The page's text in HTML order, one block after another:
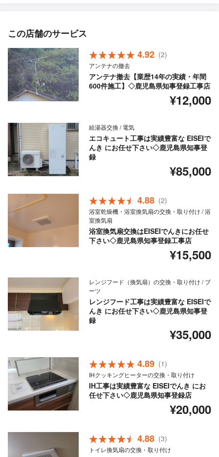
この店舗のサービス
4.92 (2)
アンテナの撤去
アンテナ撤去【業歴14年の実績・年間
600件施工】◇鹿児島県知事登録工事店
¥12,000
給湯器交換 / 電気
エコキュート工事は実績豊富な EISEIで
んき にお任せ下さい◇鹿児島県知事登
録
¥85,000
4.88 (2)
浴室乾燥機・浴室換気扇の交換・取り付け / 浴
室換気扇
浴室換気扇交換はEISEIでんきにお任せ
下さい◇鹿児島県知事登録工事店
¥15,500
レンジフード（換気扇）の交換・取り付け / ブ
ーツ
レンジフード工事は実績豊富な EISEIで
んき にお任せ下さい◇鹿児島県知事登
録
¥35,000
4.89 (1)
IHクッキングヒーターの交換・取り付け
IH工事は実績豊富な EISEIでんき にお
任せ下さい◇鹿児島県知事登録店
¥20,000
4.88 (3)
トイレ換気扇の交換・取り付け